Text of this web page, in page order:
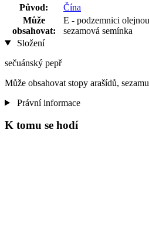
Původ:
Čína
Může
obsahovat:
E - podzemnici
sezamová semínka
Složení
sečuánský pepř
Může obsahovat stopy arašídů,
Právní informace
K tomu se hodí